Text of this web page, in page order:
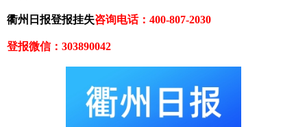
衢州日报登报挂失咨询电话：400-807-2030
登报微信：303890042